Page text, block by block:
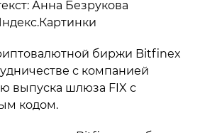
Анна Безрукова
биржи Bitfinex
с компанией
выпуска шлюза FIX с
кодом.